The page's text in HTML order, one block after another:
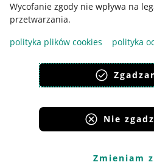
Wycofanie zgody nie wpływa na
przetwarzania.
polityka plików cookies
polityka
Nie
Zmieniam
Korzystanie z serwisu oznacza